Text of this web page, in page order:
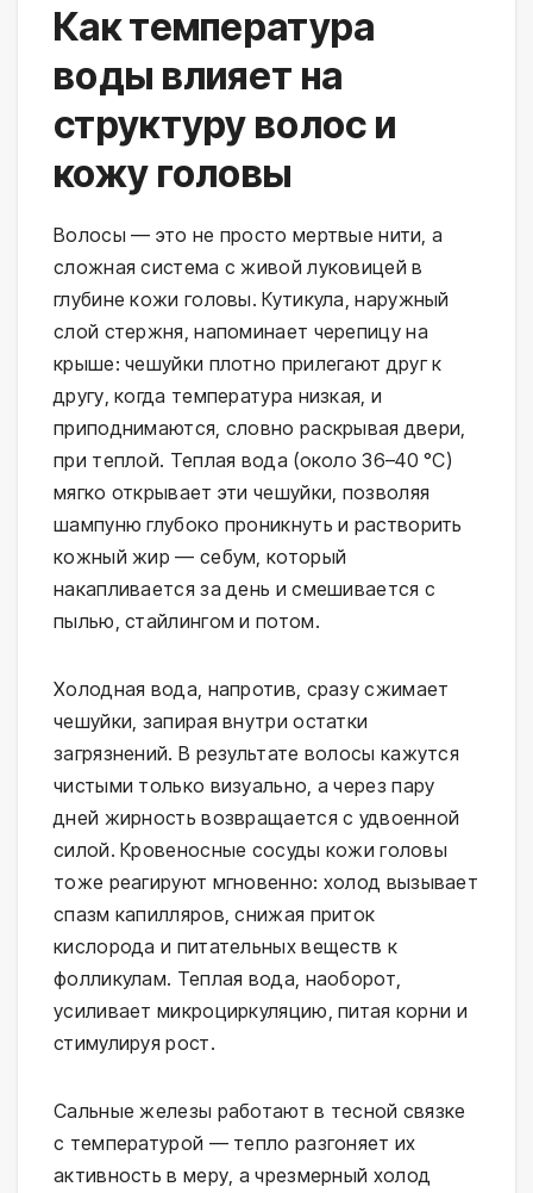
Как температура
воды влияет на
структуру волос и
кожу головы
Волосы — это не просто мертвые нити, а
сложная система с живой луковицей в
глубине кожи головы. Кутикула, наружный
слой стержня, напоминает черепицу на
крыше: чешуйки плотно прилегают друг к
другу, когда температура низкая, и
приподнимаются, словно раскрывая двери,
при теплой. Теплая вода (около 36–40 °C)
мягко открывает эти чешуйки, позволяя
шампуню глубоко проникнуть и растворить
кожный жир — себум, который
накапливается за день и смешивается с
пылью, стайлингом и потом.
Холодная вода, напротив, сразу сжимает
чешуйки, запирая внутри остатки
загрязнений. В результате волосы кажутся
чистыми только визуально, а через пару
дней жирность возвращается с удвоенной
силой. Кровеносные сосуды кожи головы
тоже реагируют мгновенно: холод вызывает
спазм капилляров, снижая приток
кислорода и питательных веществ к
фолликулам. Теплая вода, наоборот,
усиливает микроциркуляцию, питая корни и
стимулируя рост.
Сальные железы работают в тесной связке
с температурой — тепло разгоняет их
активность в меру, а чрезмерный холод